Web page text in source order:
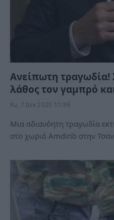
Ανείπωτη τραγωδία!
λάθος τον γαμπρό
Κυ, 7 Δεκ 2025 11:39
Μια αδιανόητη τραγωδία
στο χωριό Amdirib στην